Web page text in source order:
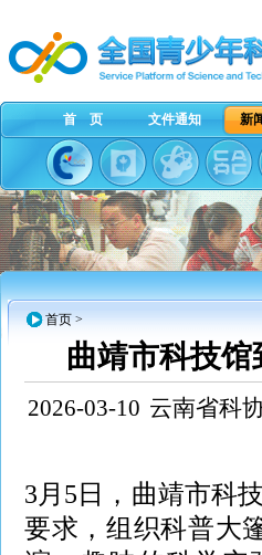
首 页 文件通知 新
首页 >
曲靖市科技
2026-03-10 云南省科
3月5日，曲靖市科
要求，组织科普大